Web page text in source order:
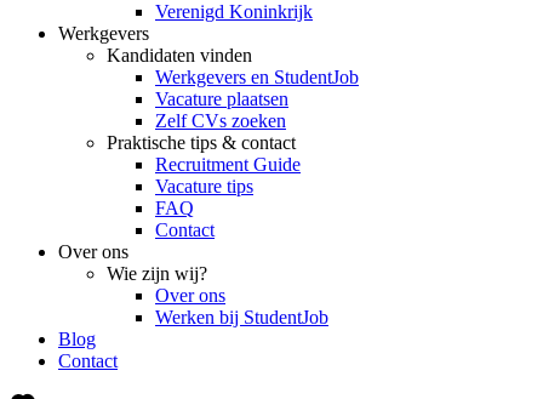
Verenigd Koninkrijk
Werkgevers
Kandidaten vinden
Werkgevers en StudentJob
Vacature plaatsen
Zelf CVs zoeken
Praktische tips & contact
Recruitment Guide
Vacature tips
FAQ
Contact
Over ons
Wie zijn wij?
Over ons
Werken bij StudentJob
Blog
Contact